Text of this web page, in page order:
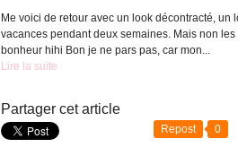
Me voici de retour avec un look décontracté,
vacances pendant deux semaines. Mais non
bonheur hihi Bon je ne pars pas, car mon...
Lire la suite
Partager cet article
Repost 0